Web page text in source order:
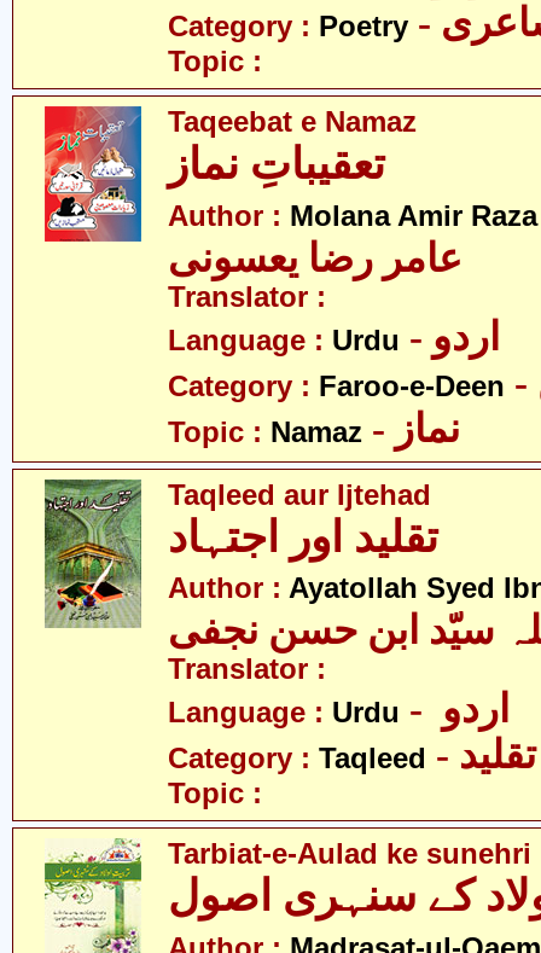
Category : Poetry
Topic :
Taqeebat e Namaz
تعقیباتِ نماز
Author : Molana Amir
عامر رضا یعسونی
Translator :
Language : Urdu - اردو
Category : Faroo-e-Deen
Topic : Namaz - نماز
Taqleed aur Ijtehad
تقلید اور اجتہاد
Author : Ayatollah Syed
Translator :
Language : Urdu
Category : Taqleed - تقلید
Topic :
Tarbiat-e-Aulad ke
کے سنہری اصول